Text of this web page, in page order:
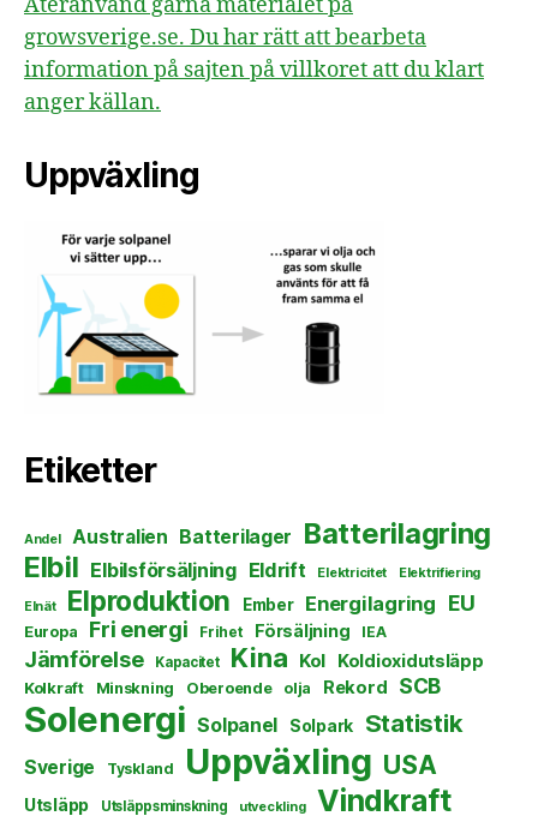
growsverige.se. Du har rätt att bearbeta
information på sajten på villkoret att du klart
anger källan.
Uppväxling
Etiketter
Andel Australien Batterilager Batterilagring
Elbil Elbilsförsäljning Eldrift Elektricitet Elektrifiering
Elnät Elproduktion Ember Energilagring EU
Europa Fri energi Frihet Försäljning IEA
Jämförelse Kapacitet Kina Kol Koldioxidutsläpp
Kolkraft Minskning Oberoende olja Rekord SCB
Solenergi Solpanel Solpark Statistik
Sverige Tyskland Uppväxling USA
Utsläpp Utsläppsminskning utveckling Vindkraft